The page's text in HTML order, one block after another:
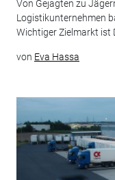
Von Gejagten zu
Logistikunternehmen
Wichtiger Zielmarkt ist
von Eva Hassa